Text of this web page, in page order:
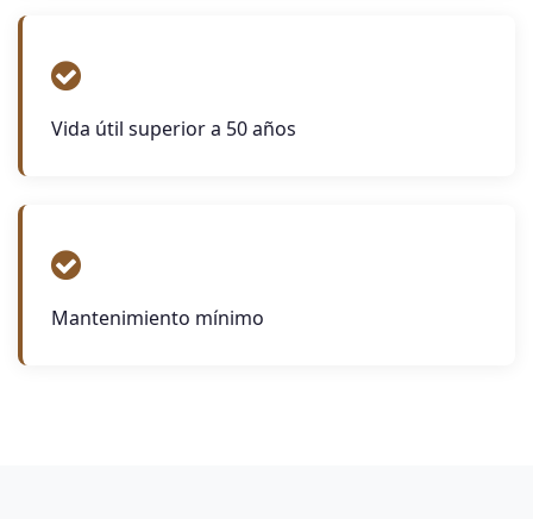
Vida útil superior a 50 años
Mantenimiento mínimo